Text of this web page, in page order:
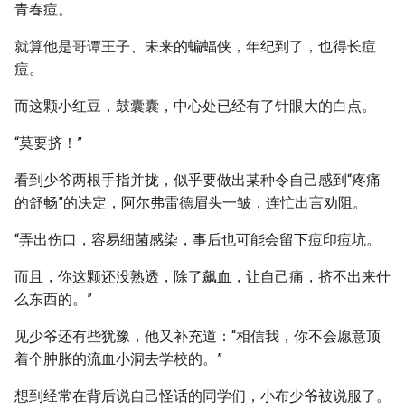
青春痘。
就算他是哥谭王子、未来的蝙蝠侠，年纪到了，也得长痘
痘。
而这颗小红豆，鼓囊囊，中心处已经有了针眼大的白点。
“莫要挤！”
看到少爷两根手指并拢，似乎要做出某种令自己感到“疼痛
的舒畅”的决定，阿尔弗雷德眉头一皱，连忙出言劝阻。
“弄出伤口，容易细菌感染，事后也可能会留下痘印痘坑。
而且，你这颗还没熟透，除了飙血，让自己痛，挤不出来什
么东西的。”
见少爷还有些犹豫，他又补充道：“相信我，你不会愿意顶
着个肿胀的流血小洞去学校的。”
想到经常在背后说自己怪话的同学们，小布少爷被说服了。